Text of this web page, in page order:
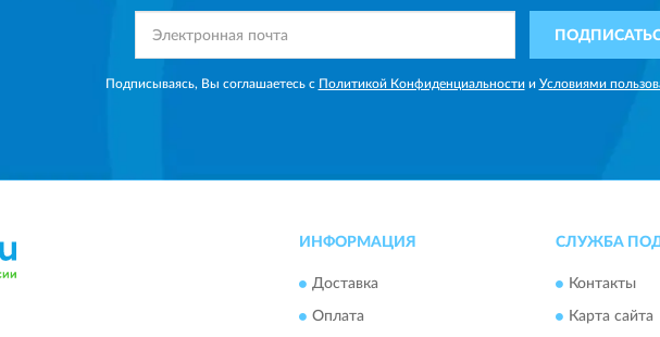
Подписываясь, Вы соглашаетесь с Политикой Конфиденциальности и Условиями
ИНФОРМАЦИЯ
Доставка
Оплата
СЛУЖБА
Контакты
Карта сайта